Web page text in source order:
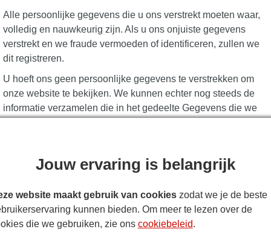
Alle persoonlijke gegevens die u ons verstrekt moeten waar,
volledig en nauwkeurig zijn. Als u ons onjuiste gegevens
verstrekt en we fraude vermoeden of identificeren, zullen we
dit registreren.
U hoeft ons geen persoonlijke gegevens te verstrekken om
onze website te bekijken. We kunnen echter nog steeds de
informatie verzamelen die in het gedeelte Gegevens die we
Wanneer u per e-mail of per post contact met ons opneemt,
elk telefoongesprek opnemen dat we met u hebben.
GEGEVENS DIE WE AUTOMATISCH VERZAMELEN
Jouw ervaring is belangrijk
website maakt gebruik van cookieszodat we je de beste
kunnen bieden. Om meer te lezen over de
die we gebruiken, zie ons cookiebeleid.